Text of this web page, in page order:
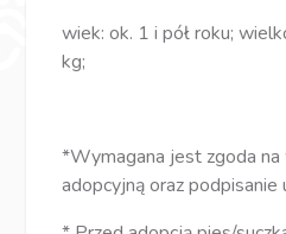
wiek: ok. 1 i pół roku;
kg;
*Wymagana jest zgoda
adopcyjną oraz